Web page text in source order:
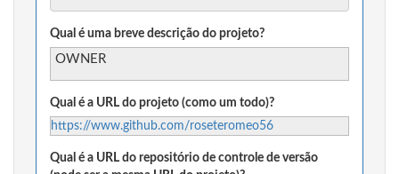
Qual é uma breve descrição do projeto?
OWNER
Qual é a URL do projeto (como um todo)?
https://www.github.com/roseteromeo56
Qual é a URL do repositório de controle de versão